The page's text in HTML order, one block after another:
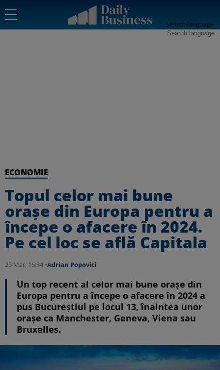
Search language
ECONOMIE
Topul celor mai bune
orașe din Europa pentru a
începe o afacere în 2024.
Pe cel loc se află Capitala
25 Mar, 16:34 •Adrian Popovici
Un top recent al celor mai bune orașe din
Europa pentru a începe o afacere în 2024 a
pus Bucureștiul pe locul 13, înaintea unor
orașe ca Manchester, Geneva, Viena sau
Bruxelles.